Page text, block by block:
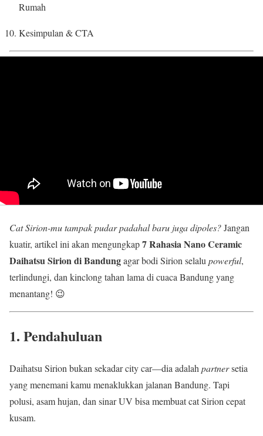
Rumah
Kesimpulan & CTA
Cat Sirion-mu tampak pudar padahal baru juga dipoles?Jangan
kuatir, artikel ini akan mengungkap7 Rahasia Nano Ceramic
Daihatsu Sirion di Bandungagar bodi Sirion selalu powerful,
terlindungi, dan kinclong tahan lama di cuaca Bandung yang
menantang! 😉
1. Pendahuluan
Daihatsu Sirion bukan sekadar city car—dia adalahpartnersetia
yang menemani kamu menaklukkan jalanan Bandung. Tapi
polusi, asam hujan, dan sinar UV bisa membuat cat Sirion cepat
kusam.